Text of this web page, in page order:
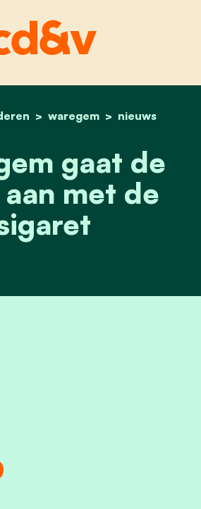
home
waregem nieuws
waregem gaat de strijd
gaat de
met de